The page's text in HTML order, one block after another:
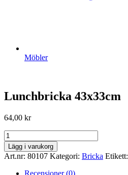
Möbler
Lunchbricka 43x33cm
64,00 kr
Lunchbricka
43x33cm
mängd
Lägg i varukorg
Art.nr: 80107 Kategori: Bricka Etikett:
Recensioner (0)